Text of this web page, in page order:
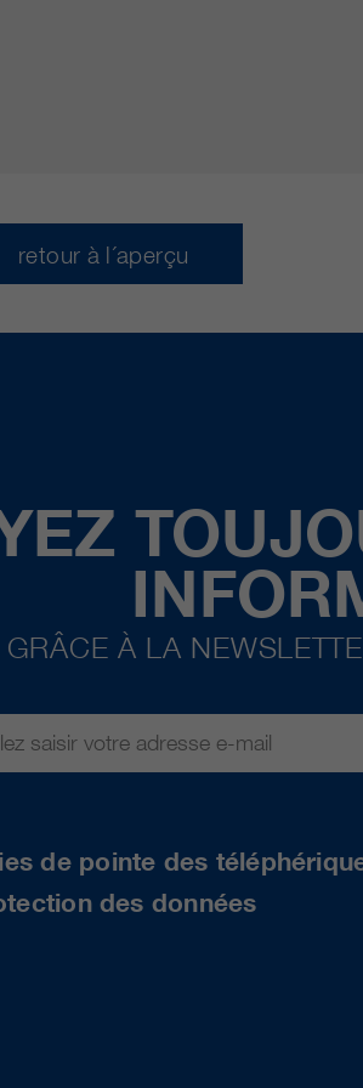
retour à l´aperçu
GRÂCE À LA
de pointe des
des données